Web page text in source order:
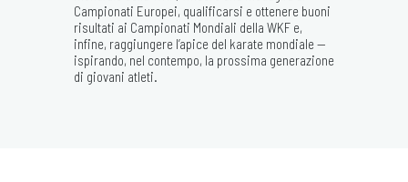
Campionati Europei, qualificarsi e ottenere buoni
risultati ai Campionati Mondiali della WKF e,
infine, raggiungere l’apice del karate mondiale —
ispirando, nel contempo, la prossima generazione
di giovani atleti.